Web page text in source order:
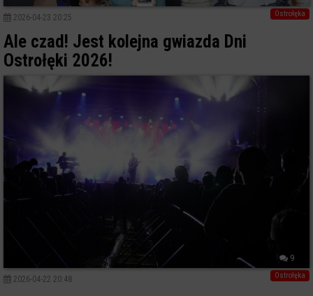
Ostrołęka
2026-04-23 20:25
Ale czad! Jest kolejna gwiazda Dni
Ostrołęki 2026!
9
Ostrołęka
2026-04-22 20:48